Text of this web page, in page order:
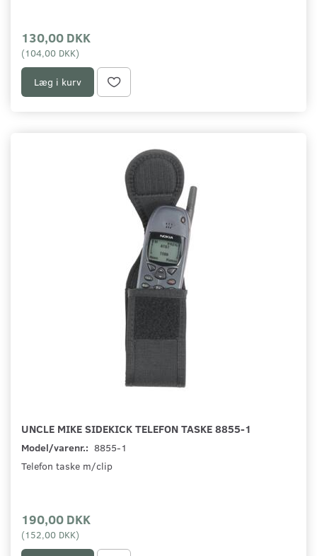
130,00 DKK
(104,00 DKK)
Læg i kurv
UNCLE MIKE SIDEKICK TELEFON TASKE 8855-1
Model/varenr.: 8855-1
Telefon taske m/clip
190,00 DKK
(152,00 DKK)